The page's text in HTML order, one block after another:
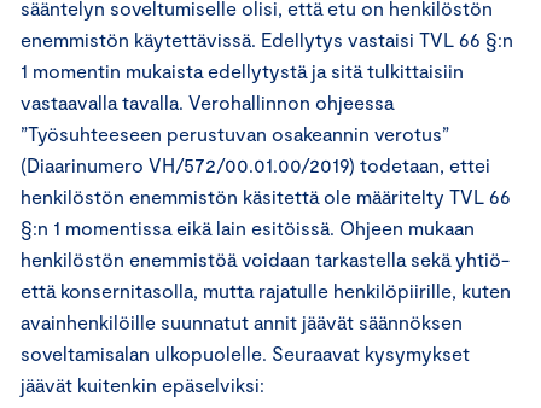
sääntelyn soveltumiselle olisi, että etu on henkilöstön
enemmistön käytettävissä. Edellytys vastaisi TVL 66 §:n
1 momentin mukaista edellytystä ja sitä tulkittaisiin
vastaavalla tavalla. Verohallinnon ohjeessa
”Työsuhteeseen perustuvan osakeannin verotus”
(Diaarinumero VH/572/00.01.00/2019) todetaan, ettei
henkilöstön enemmistön käsitettä ole määritelty TVL 66
§:n 1 momentissa eikä lain esitöissä. Ohjeen mukaan
henkilöstön enemmistöä voidaan tarkastella sekä yhtiö-
että konsernitasolla, mutta rajatulle henkilöpiirille, kuten
avainhenkilöille suunnatut annit jäävät säännöksen
soveltamisalan ulkopuolelle. Seuraavat kysymykset
jäävät kuitenkin epäselviksi: